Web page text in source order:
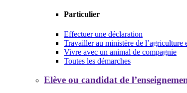
Particulier
Effectuer une déclaration
Travailler au ministère de l’agriculture
Vivre avec un animal de compagnie
Toutes les démarches
Elève ou candidat de